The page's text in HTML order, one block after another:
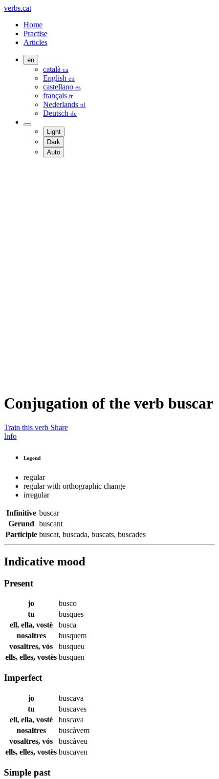
verbs.cat
Home
Practise
Articles
en
català ca
English en
castellano es
français fr
Nederlands nl
Deutsch de
Light
Dark
Auto
Conjugation of the verb buscar
Train this verb Share
Info
Legend
regular
regular with orthographic change
irregular
Infinitive buscar
Gerund
buscant
Participle buscat, buscada, buscats, buscades
Indicative mood
Present
jo
busco
tu
busques
ell, ella, vostè
busca
nosaltres
busquem
vosaltres, vós
busqueu
ells, elles, vostès busquen
Imperfect
jo
buscava
tu
buscaves
ell, ella, vostè
buscava
nosaltres
buscàvem
vosaltres, vós
buscàveu
ells, elles, vostès buscaven
Simple past